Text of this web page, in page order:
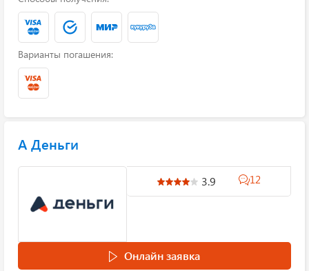
Варианты погашения:
А Деньги
3.9 12
Онлайн заявка